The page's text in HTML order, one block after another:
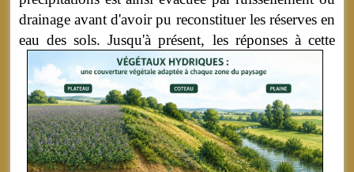
drainage avant d'avoir pu reconstituer les réserves en
eau des sols. Jusqu'à présent, les réponses à cette